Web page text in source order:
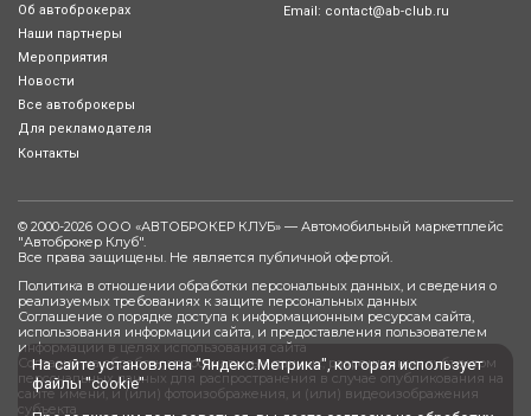
На сайте установлена "Яндекс.Метрика", которая использует
файлы "cookie"
Об автоброкерах
Наши партнеры
Мероприятия
Новости
Все автоброкеры
Для рекламодателя
Контакты
Email: contact@ab-club.ru
© 2000-2026 ООО «АВТОБРОКЕР КЛУБ» — Автомобильный маркетплейс
"Автоброкер Клуб".
Все права защищены. Не является публичной офертой.
Политика в отношении обработки персональных данных, и сведения о
реализуемых требованиях к защите персональных данных
Соглашение о порядке доступа к информационным ресурсам сайта,
использования информации сайта, и предоставления пользователем
информации в целях использования сайта
Согласие на обработку персональных данных, разрешенных субъектом
персональных данных для распространения в случае опубликования на
сайте имени, и (или) фотоизображения, и (или) видеоизображения
субъекта